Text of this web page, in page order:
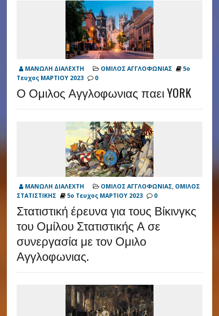
ΜΑΝΩΛΗ ΔΙΑΛΕΧΤΗ ΟΜΙΛΟΣ ΑΓΓΛΟΦΩΝΙΑΣ
5ο
Τευχος ΜΑΡΤΙΟΥ 2023
0
Ο Ομιλος Αγγλοφωνιας παει YORK
ΜΑΝΩΛΗ ΔΙΑΛΕΧΤΗ ΟΜΙΛΟΣ ΑΓΓΛΟΦΩΝΙΑΣ, ΟΜΙΛΟΣ
ΣΤΑΤΙΣΤΙΚΗΣ
5ο Τευχος ΜΑΡΤΙΟΥ 2023 0
Στατιστική έρευνα για τους Βίκινγκς
του Ομίλου Στατιστικής Α σε
συνεργασία με τον Ομιλο
Αγγλοφωνιας.